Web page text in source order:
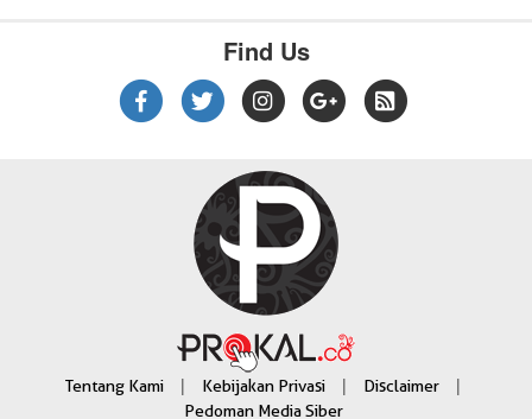
Find Us
Tentang Kami | Kebijakan Privasi | Disclaimer |
Pedoman Media Siber